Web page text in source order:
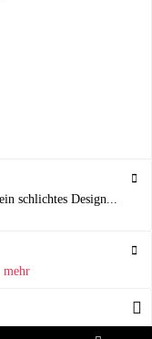
schlichtes Design...
mehr